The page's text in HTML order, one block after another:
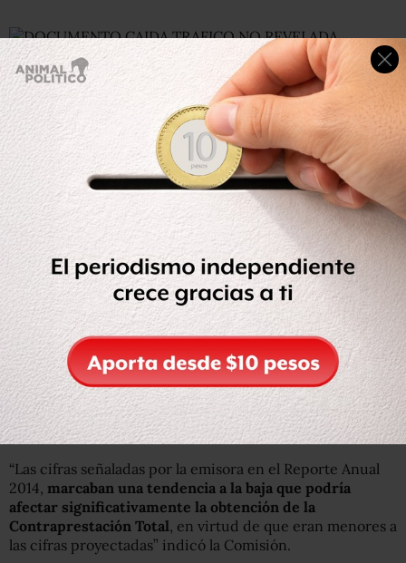
Por ejemplo, en su análisis la CNBV establece que OHL a
través de Conmex proyectó en 2012, que sus ingresos por
pago de peaje en el Circuito Exterior Mexiquense serían
de mil 935 millones de pesos al cierre de 2012; dos mil
557 millones de pesos al cierre de 2013; y dos mil 919
millones de peso al cierre de 2014. Lo anterior se traduce
en que los porcentajes de crecimiento de peaje serían de
37.5, 32.1 y 14.1 por ciento respectivamente.
Sin embargo, la CNBV destaca que en el reporte anual de
2014, la subsidiaria de OHL reportó que los ingresos por
peaje fueron de mil 895 millones en 2012 (diferencia de 2
por ciento respecto a lo proyectado); dos mil 105 millones
en 2013 (diferencia de 17.69 por ciento respecto a lo
proyectado); y de dos mil 361 millones (diferencia de 19.12
por ciento respecto a lo proyectado.
“Las cifras señaladas por la emisora en el Reporte Anual
2014, marcaban una tendencia a la baja que podría
afectar significativamente la obtención de la
Contraprestación Total , en virtud de que eran menores a
las cifras proyectadas” indicó la Comisión.